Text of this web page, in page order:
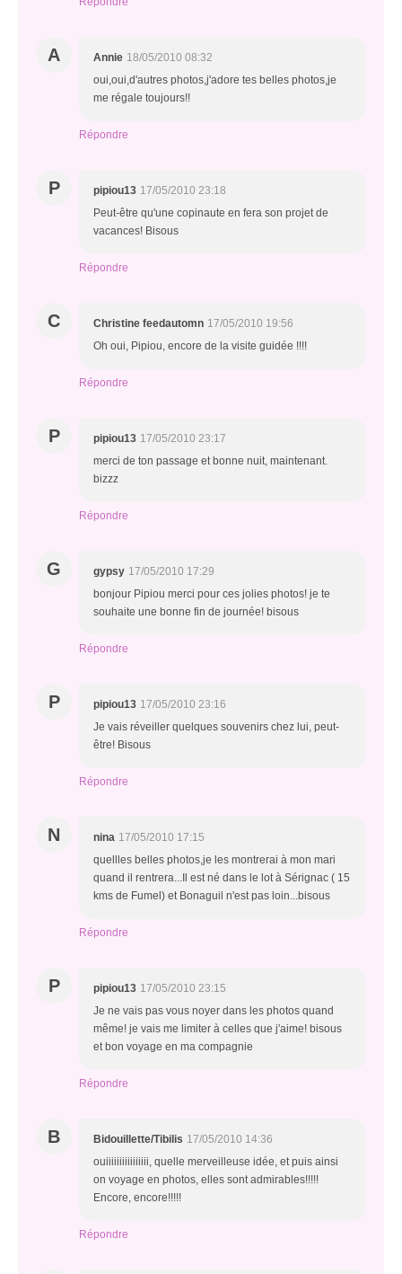
A Annie 18/05/2010 08:32
oui,oui,d'autres photos,j'adore tes belles photos,je
me régale toujours!!
Répondre
P pipiou13 17/05/2010 23:18
Peut-être qu'une copinaute en fera son projet de
vacances! Bisous
Répondre
C Christine feedautomn 17/05/2010 19:56
Oh oui, Pipiou, encore de la visite guidée !!!!
Répondre
P pipiou13 17/05/2010 23:17
merci de ton passage et bonne nuit, maintenant.
bizzz
Répondre
G gypsy 17/05/2010 17:29
bonjour Pipiou merci pour ces jolies photos! je te
souhaite une bonne fin de journée! bisous
Répondre
P pipiou13 17/05/2010 23:16
Je vais réveiller quelques souvenirs chez lui, peut-
être! Bisous
Répondre
N nina 17/05/2010 17:15
quellles belles photos,je les montrerai à mon mari
quand il rentrera...Il est né dans le lot à Sérignac ( 15
kms de Fumel) et Bonaguil n'est pas loin...bisous
Répondre
P pipiou13 17/05/2010 23:15
Je ne vais pas vous noyer dans les photos quand
même! je vais me limiter à celles que j'aime! bisous
et bon voyage en ma compagnie
Répondre
B Bidouillette/Tibilis 17/05/2010 14:36
ouiiiiiiiiiiiiiiii, quelle merveilleuse idée, et puis ainsi
on voyage en photos, elles sont admirables!!!!!
Encore, encore!!!!!
Répondre